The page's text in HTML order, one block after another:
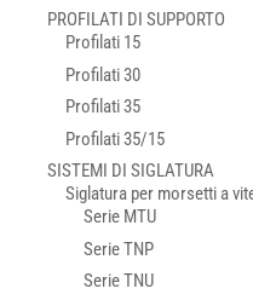
PROFILATI DI SUPPORTO
Profilati 15
Profilati 30
Profilati 35
Profilati 35/15
SISTEMI DI SIGLATURA
Siglatura per morsetti a
Serie MTU
Serie TNP
Serie TNU